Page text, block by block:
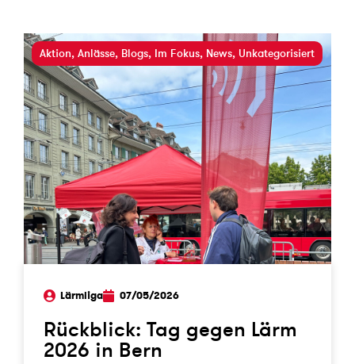
Aktion, Anlässe, Blogs, Im Fokus, News, Unkategorisiert
Lärmliga 07/05/2026
Rückblick: Tag gegen Lärm
2026 in Bern